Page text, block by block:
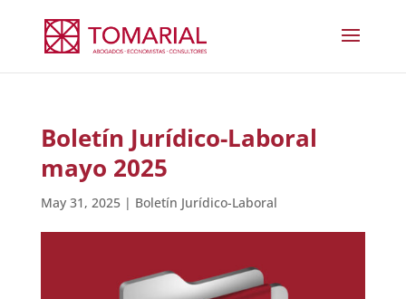
Boletín Jurídico-Laboral
mayo 2025
May 31, 2025| Boletín Jurídico-Laboral